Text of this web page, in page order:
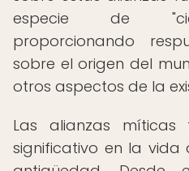
especie de
proporcionando
sobre el origen del
otros aspectos de la
Las alianzas míticas
significativo en la vida